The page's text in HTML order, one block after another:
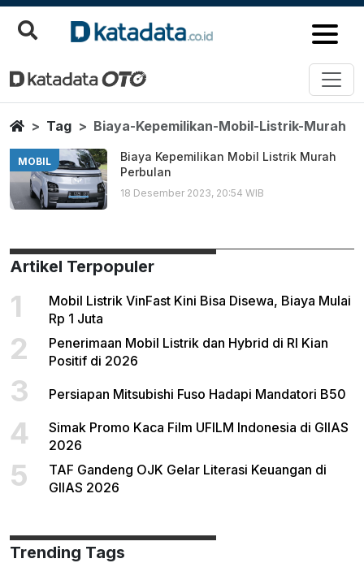
Biaya Kepemilikan Mobil Listrik
Berita Terbaru
HomeTag Biaya-Kepemilikan-Mobil-Listrik-Murah
MOBIL
Biaya Kepemilikan Mobil Listrik Murah
Perbulan
18 Desember 2023, 20:54 WIB
Artikel Terpopuler
1
Mobil Listrik VinFast Kini Bisa Disewa, Biaya Mulai
Rp 1 Juta
2
Penerimaan Mobil Listrik dan Hybrid di RI Kian
Positif di 2026
3 Persiapan Mitsubishi Fuso Hadapi Mandatori B50
4
Simak Promo Kaca Film UFILM Indonesia di GIIAS
2026
5
TAF Gandeng OJK Gelar Literasi Keuangan di
GIIAS 2026
Trending Tags